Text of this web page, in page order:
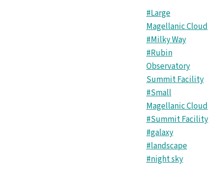
#Large
Magellanic Cloud
#Milky Way
#Rubin
Observatory
Summit Facility
#Small
Magellanic Cloud
#Summit Facility
#galaxy
#landscape
#night sky